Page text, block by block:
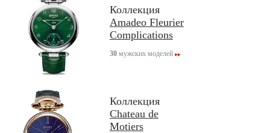
Коллекция
Amadeo Fleurier
Complications
30мужских моделей
Коллекция
Chateau de
Motiers